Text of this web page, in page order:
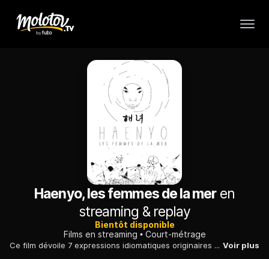
Haenyo, les femmes de la meren
streaming & replay
Bientôt disponible
Films en streaming
Court-métrage
Ce film dévoile 7 expressions idiomatiques originaires de l'île de Jeju, située au sud de la Corée du Sud, où les «Haenyo», les femmes de la mer, vivent en société matriarcal... Voir plus